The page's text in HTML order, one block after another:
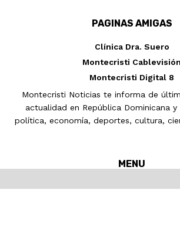
PAGINAS AMIGAS
Clínica Dra. Suero
Montecristi Cablevisión
Montecristi Digital 8
Montecristi Noticias te informa de
actualidad en República Dominicana
política, economía, deportes, cultura,
MENU
Inicio